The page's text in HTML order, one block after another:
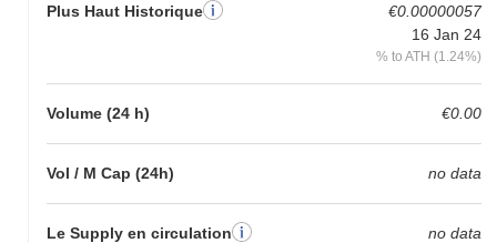
Plus Haut Historique
€0.00000057
16 Jan 24
% to ATH (1.24%)
Volume (24 h) €0.00
Vol / M Cap (24h) no data
Le Supply en circulation
no data